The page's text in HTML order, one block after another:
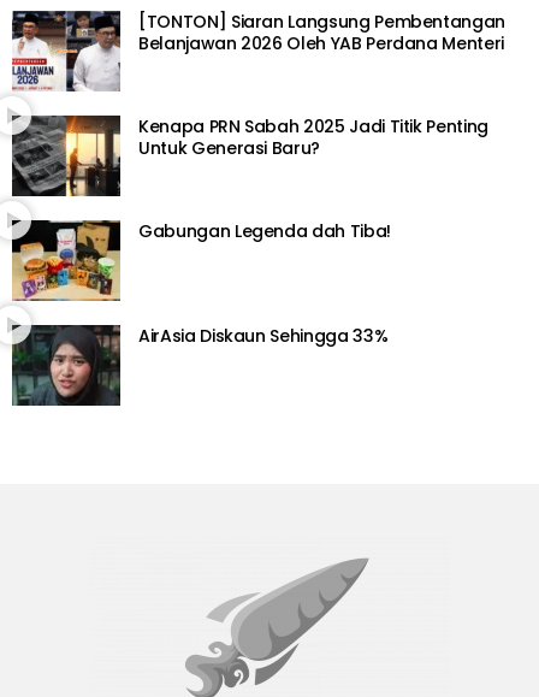
[TONTON] Siaran Langsung Pembentangan
Belanjawan 2026 Oleh YAB Perdana Menteri
Kenapa PRN Sabah 2025 Jadi Titik Penting
Untuk Generasi Baru?
Gabungan Legenda dah Tiba!
AirAsia Diskaun Sehingga 33%